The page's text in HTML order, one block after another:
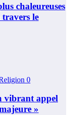
chaleureuses
travers le
0
vibrant appel
»